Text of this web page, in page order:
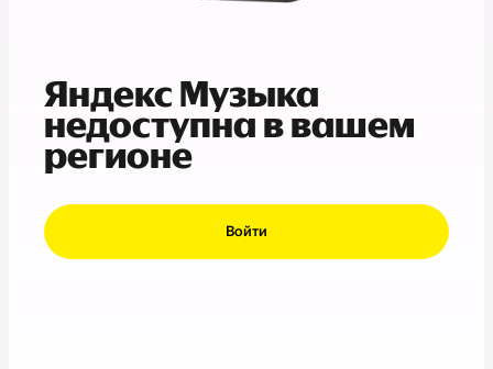
Яндекс Музыка
недоступна в вашем
регионе
Войти